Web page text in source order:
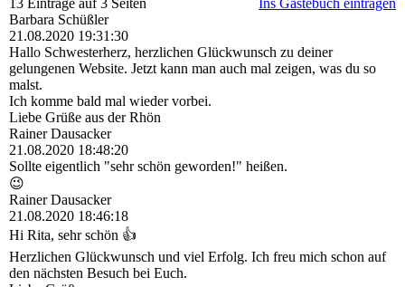
13 Einträge auf 3 Seiten
Ins Gästebuch eintragen
Barbara Schüßler
21.08.2020 19:31:30
Hallo Schwesterherz, herzlichen Glückwunsch zu deiner
gelungenen Website. Jetzt kann man auch mal zeigen, was du so
malst.
Ich komme bald mal wieder vorbei.
Liebe Grüße aus der Rhön
Rainer Dausacker
21.08.2020 18:48:20
Sollte eigentlich "sehr schön geworden!" heißen.
😉
Rainer Dausacker
21.08.2020 18:46:18
Hi Rita, sehr schön 👍
Herzlichen Glückwunsch und viel Erfolg. Ich freu mich schon auf
den nächsten Besuch bei Euch.